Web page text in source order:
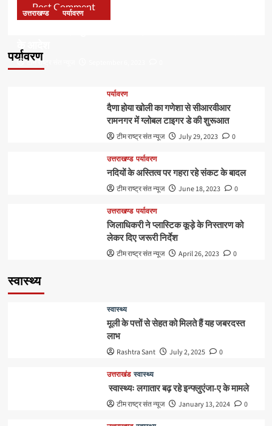
पर्यावरण
उत्तराखण्ड पर्यावरण
के आदेश
टीम राष्ट्र संत न्यूज
पर्यावरण
दैणा होया खोली का गणेशा से सीआरवीआर
रामनगर में ग्लोबल टाइगर डे की शुरूआत
टीम राष्ट्र संत न्यूज July 29, 2023 0
उत्तराखण्ड पर्यावरण
नदियों के अस्तित्व पर गहरा रहे संकट के बादल
टीम राष्ट्र संत न्यूज June 18, 2023 0
उत्तराखण्ड पर्यावरण
जिलाधिकरी ने प्लास्टिक कूड़े के निस्तारण को
लेकर दिए जरूरी निर्देश
टीम राष्ट्र संत न्यूज April 26, 2023 0
स्वास्थ्य
स्वास्थ्य
मूली के पत्तों से सेहत को मिलते हैं यह जबरदस्त
लाभ
Rashtra Sant July 2, 2025 0
उत्तराखंड स्वास्थ्य
स्वास्थ्यः लगातार बढ़ रहे इन्फ्लुएंजा-ए के मामले
टीम राष्ट्र संत न्यूज January 13, 2024 0